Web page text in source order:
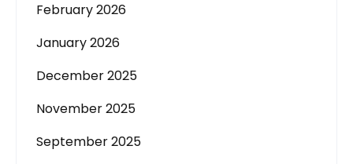
February 2026
January 2026
December 2025
November 2025
September 2025